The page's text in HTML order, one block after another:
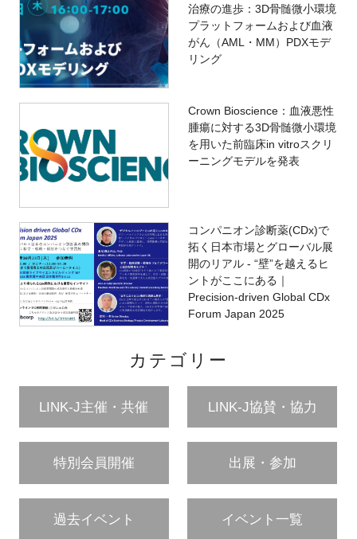
治療の進歩：3D骨髄微小環境
プラットフォームおよび血液
がん（AML・MM）PDXモデ
リング
Crown Bioscience：血液悪性
腫瘍に対する3D骨髄微小環境
を用いた前臨床in vitroスクリ
ーニングモデルを発表
コンパニオン診断薬(CDx)で
拓く日本市場とグローバル展
開のリアル - “壁”を越えるヒ
ントがここにある｜
Precision-driven Global CDx
Forum Japan 2025
カテゴリー
LINK-J主催・共催 LINK-J協賛・協力
特別会員開催 出展・参加
過去イベント イベント一覧